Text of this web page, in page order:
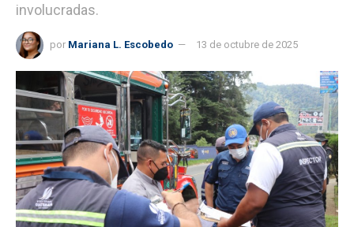
involucradas.
por Mariana L. Escobedo 13 de octubre de 2025